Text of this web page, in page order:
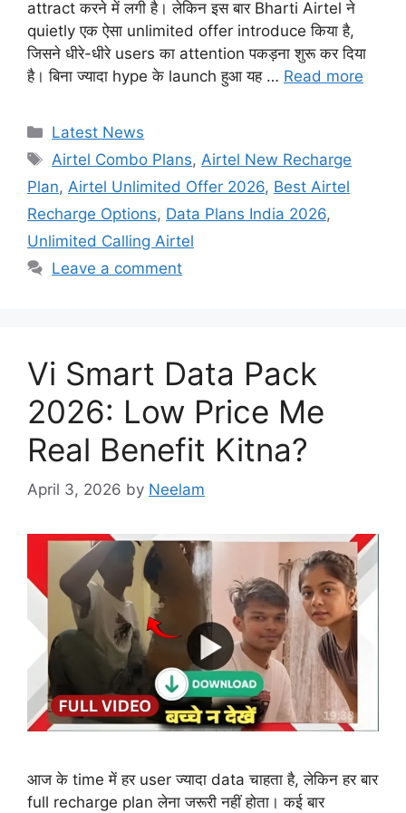
attract करने में लगी है। लेकिन इस बार Bharti Airtel ने
quietly एक ऐसा unlimited offer introduce किया है,
जिसने धीरे-धीरे users का attention पकड़ना शुरू कर दिया
है। बिना ज्यादा hype के launch हुआ यह … Read more
Categories
Latest News
Tags
Airtel Combo Plans, Airtel New Recharge
Plan, Airtel Unlimited Offer 2026, Best Airtel
Recharge Options, Data Plans India 2026,
Unlimited Calling Airtel
Leave a comment
Vi Smart Data Pack
2026: Low Price Me
Real Benefit Kitna?
April 3, 2026 by Neelam
आज के time में हर user ज्यादा data चाहता है, लेकिन हर बार
full recharge plan लेना जरूरी नहीं होता। कई बार